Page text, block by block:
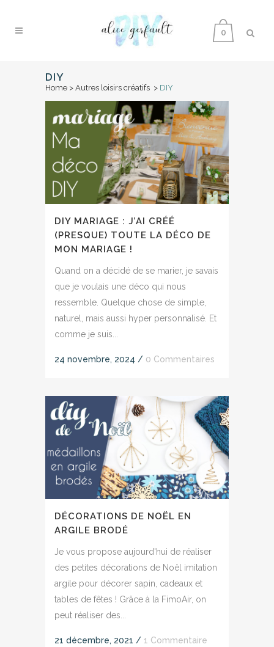
0
DIY
Home > Autres loisirs créatifs > DIY
DIY MARIAGE : J’AI CRÉÉ
(PRESQUE) TOUTE LA DÉCO DE
MON MARIAGE !
Quand on a décidé de se marier, je savais
que je voulais une déco qui nous
ressemble. Quelque chose de simple,
naturel, mais aussi hyper personnalisé. Et
comme je suis...
24 novembre, 2024 / 0 Commentaires
DÉCORATIONS DE NOËL EN
ARGILE BRODÉ
Je vous propose aujourd'hui de réaliser
des petites décorations de Noël imitation
argile pour décorer sapin, cadeaux et
tables de fêtes ! Grâce à la FimoAir, on
peut réaliser des...
21 décembre, 2021 / 1 Commentaire